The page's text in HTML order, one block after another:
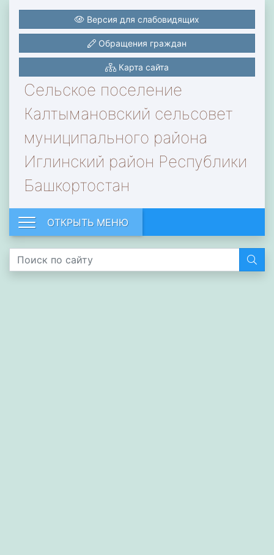
Сельское поселение
Калтымановский сельсовет
муниципального района
Иглинский район Республики
Башкортостан
Версия для слабовидящих
Обращения граждан
Карта сайта
ОТКРЫТЬ МЕНЮ